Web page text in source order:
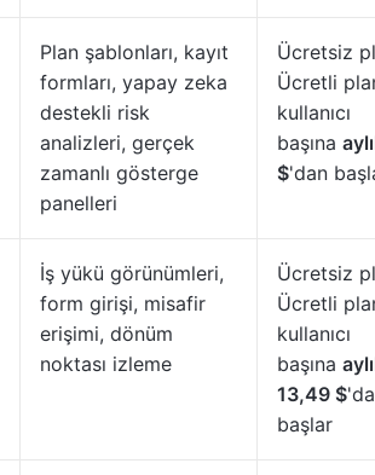
Plan şablonları, kayıt
formları, yapay zeka
destekli risk
analizleri, gerçek
zamanlı gösterge
panelleri
Ücretsiz
Ücretli
kullanıcı
başına
$'dan
İş yükü görünümleri,
form girişi, misafir
erişimi, dönüm
noktası izleme
Ücretsiz
Ücretli
kullanıcı
başına
13,49 $
başlar